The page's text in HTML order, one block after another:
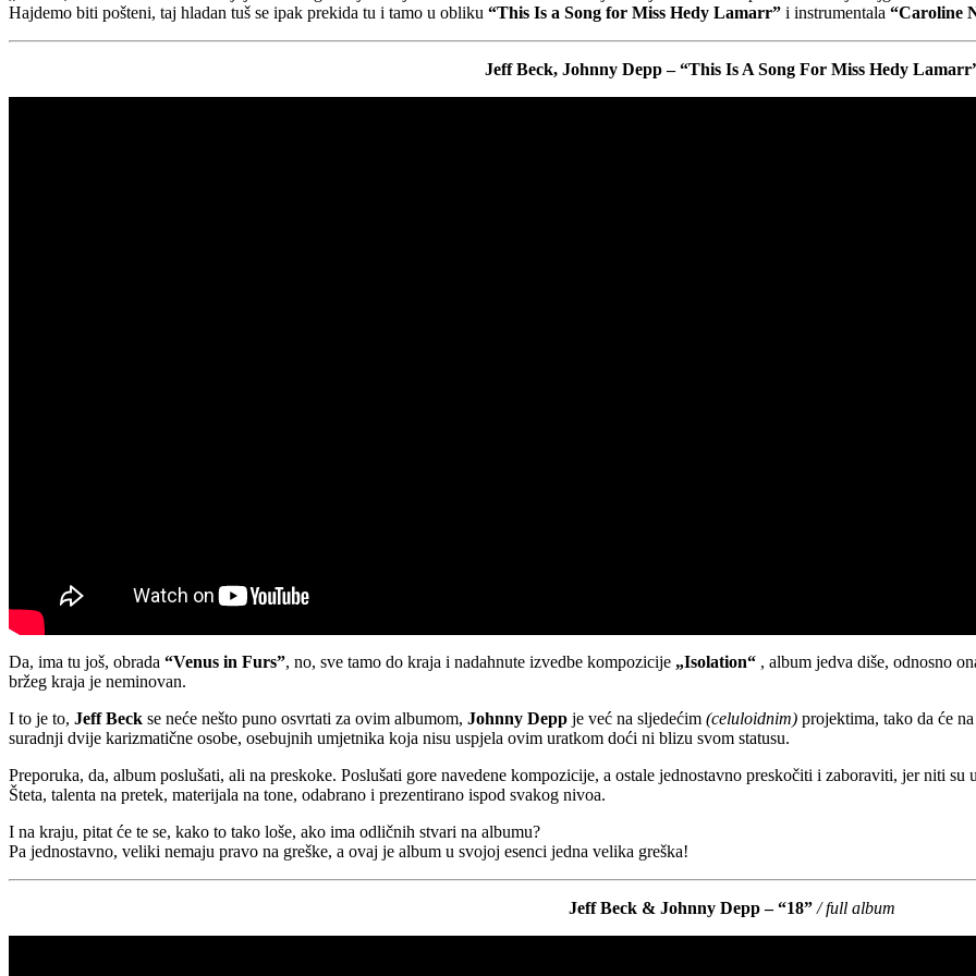
Hajdemo biti pošteni, taj hladan tuš se ipak prekida tu i tamo u obliku “This Is a Song for Miss Hedy Lamarr” i instrumentala “Caroline
Jeff Beck, Johnny Depp – “This Is A Song For Miss Hedy
Da, ima tu još, obrada “Venus in Furs”, no, sve tamo do kraja i nadahnute izvedbe kompozicije „Isolation“ , album jedva diše, odnosno
bržeg kraja je neminovan.
I to je to, Jeff Beck se neće nešto puno osvrtati za ovim albumom, Johnny Depp je već na sljedećim (celuloidnim) projektima, tako da će
suradnji dvije karizmatične osobe, osebujnih umjetnika koja nisu uspjela ovim uratkom doći ni blizu svom statusu.
Preporuka, da, album poslušati, ali na preskoke. Poslušati gore navedene kompozicije, a ostale jednostavno preskočiti i zaboraviti, jer niti
Šteta, talenta na pretek, materijala na tone, odabrano i prezentirano ispod svakog nivoa.
I na kraju, pitat će te se, kako to tako loše, ako ima odličnih stvari na albumu?
Pa jednostavno, veliki nemaju pravo na greške, a ovaj je album u svojoj esenci jedna velika greška!
Jeff Beck & Johnny Depp – “18” / full album